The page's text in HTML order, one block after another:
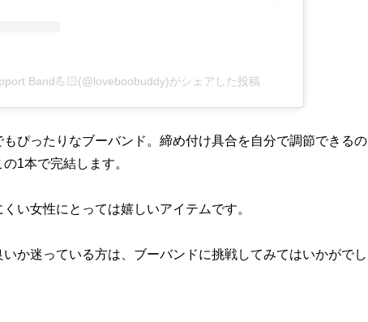
Band💪🏻(@loveboobuddy)がシェアした投稿
ぴったりなブーバンド。締め付け具合を自分で調節できるの
1本で完結します。
い女性にとっては嬉しいアイテムです。
か迷っている方は、ブーバンドに挑戦してみてはいかがでし